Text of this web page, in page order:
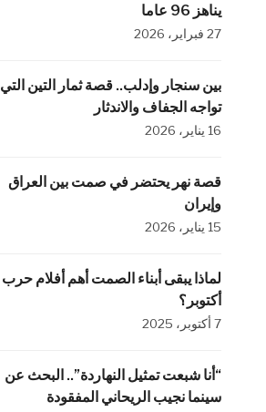
يناهز 96 عاما
27 فبراير، 2026
بين سنجار وإدلب.. قصة ثمار التين التي
تواجه الجفاف والاندثار
16 يناير، 2026
قصة نهر يحتضر في صمت بين العراق
وإيران
15 يناير، 2026
لماذا يبقى أبناء الصمت أهم أفلام حرب
أكتوبر؟
7 أكتوبر، 2025
“أنا شبعت تمثيل النهاردة”.. البحث عن
سينما نجيب الريحاني المفقودة